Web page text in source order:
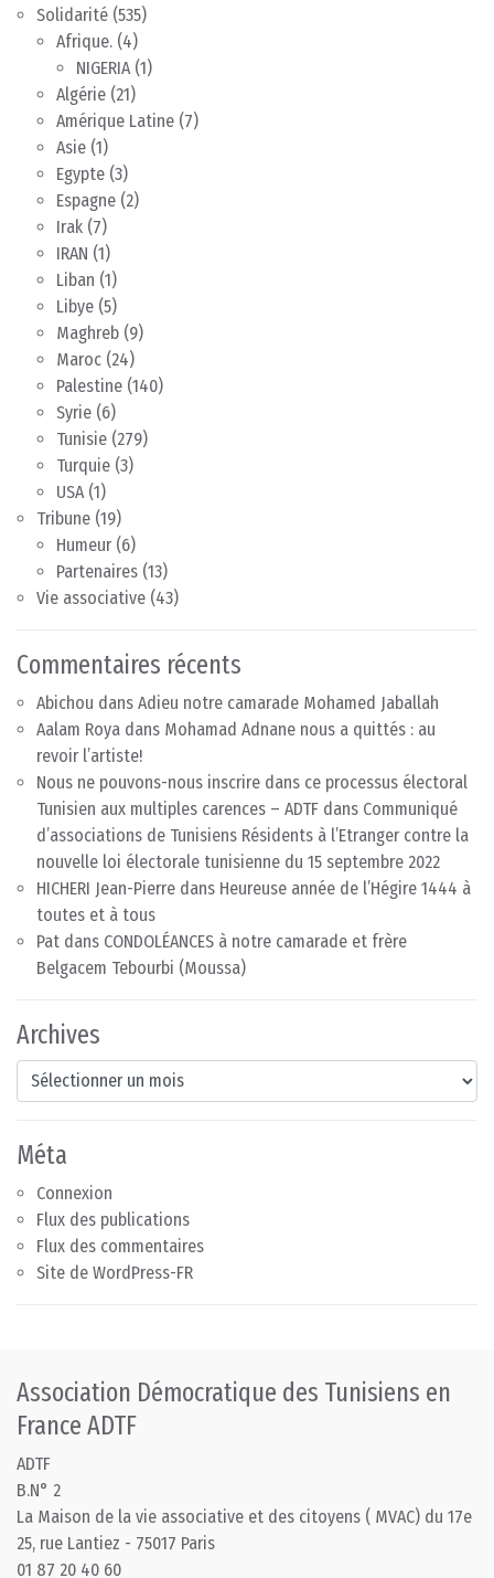
Solidarité (535)
Afrique. (4)
NIGERIA(1)
Algérie (21)
Amérique Latine (7)
Asie (1)
Egypte (3)
Espagne (2)
Irak (7)
IRAN (1)
Liban (1)
Libye (5)
Maghreb (9)
Maroc (24)
Palestine (140)
Syrie (6)
Tunisie (279)
Turquie (3)
USA(1)
Tribune (19)
Humeur (6)
Partenaires (13)
Vie associative (43)
Commentaires récents
Abichou dans Adieu notre camarade Mohamed Jaballah
Aalam Roya dans Mohamad Adnane nous a quittés : au
revoir l’artiste!
Nous ne pouvons-nous inscrire dans ce processus électoral
Tunisien aux multiples carences – ADTF dans Communiqué
d’associations de Tunisiens Résidents à l’Etranger contre la
nouvelle loi électorale tunisienne du 15 septembre 2022
HICHERI Jean-Pierre dans Heureuse année de l’Hégire 1444 à
toutes et à tous
Pat dans CONDOLÉANCES à notre camarade et frère
Belgacem Tebourbi (Moussa)
Archives
Archives
Méta
Connexion
Flux des publications
Flux des commentaires
Site de WordPress-FR
Association Démocratique des Tunisiens en
France ADTF
ADTF
B.N° 2
La Maison de la vie associative et des citoyens ( MVAC) du 17e
25, rue Lantiez - 75017 Paris
01 87 20 40 60